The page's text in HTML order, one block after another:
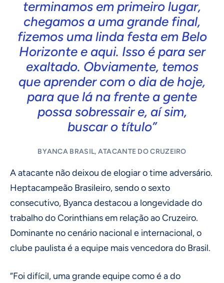
terminamos em primeiro lugar,
chegamos a uma grande final,
fizemos uma linda festa em Belo
Horizonte e aqui. Isso é para ser
exaltado. Obviamente, temos
que aprender com o dia de hoje,
para que lá na frente a gente
possa sobressair e, aí sim,
buscar o título”
BYANCA BRASIL, ATACANTE DO CRUZEIRO
A atacante não deixou de elogiar o time adversário.
Heptacampeão Brasileiro, sendo o sexto
consecutivo, Byanca destacou a longevidade do
trabalho do Corinthians em relação ao Cruzeiro.
Dominante no cenário nacional e internacional, o
clube paulista é a equipe mais vencedora do Brasil.
“Foi difícil, uma grande equipe como é a do